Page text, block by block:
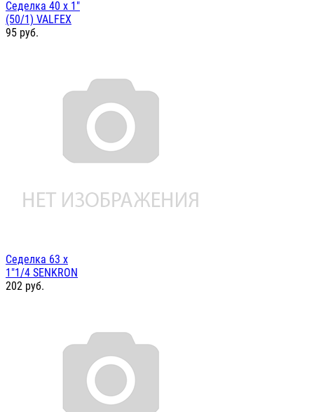
Седелка 40 х 1"
(50/1) VALFEX
95 руб.
Седелка 63 х
1"1/4 SENKRON
202 руб.